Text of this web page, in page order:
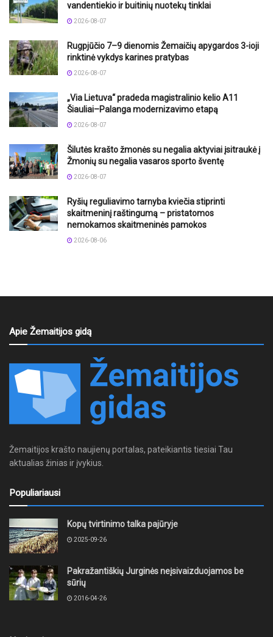
vandentiekio ir buitinių nuotekų tinklai
2026-08-07
Rugpjūčio 7–9 dienomis Žemaičių apygardos 3-ioji
rinktinė vykdys karines pratybas
2026-08-07
„Via Lietuva“ pradeda magistralinio kelio A11
Šiauliai–Palanga modernizavimo etapą
2026-08-07
Šilutės krašto žmonės su negalia aktyviai įsitraukė į
Žmonių su negalia vasaros sporto šventę
2026-08-07
Ryšių reguliavimo tarnyba kviečia stiprinti
skaitmeninį raštingumą – pristatomos
nemokamos skaitmeninės pamokos
2026-08-06
Apie Žemaitijos gidą
Žemaitijos krašto naujienų portalas, pateikiantis tiesiai Tau
aktualias žinias ir įvykius.
Populiariausi
Kopų tvirtinimo talka pajūryje
2025-09-26
Pakražantiškių Jurginės neįsivaizduojamos be
sūrių
2016-04-26